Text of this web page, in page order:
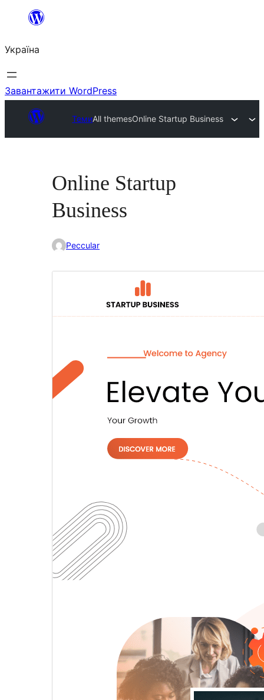
Перейти
вмісту
Україна
Завантажити WordPress
ТемиAll themesOnline Startup Business
Online Startup
Business
Peccular